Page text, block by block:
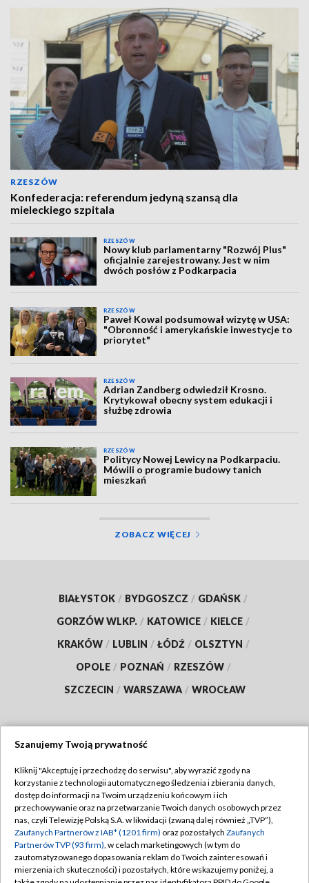
RZESZÓW
Konfederacja: referendum jedyną szansą dla
mieleckiego szpitala
RZESZÓW
Nowy klub parlamentarny "Rozwój Plus"
oficjalnie zarejestrowany. Jest w nim
dwóch posłów z Podkarpacia
RZESZÓW
Paweł Kowal podsumował wizytę w USA:
"Obronność i amerykańskie inwestycje to
priorytet"
RZESZÓW
Adrian Zandberg odwiedził Krosno.
Krytykował obecny system edukacji i
służbę zdrowia
RZESZÓW
Politycy Nowej Lewicy na Podkarpaciu.
Mówili o programie budowy tanich
mieszkań
ZOBACZ WIĘCEJ
BIAŁYSTOK / BYDGOSZCZ / GDAŃSK /
GORZÓW WLKP. / KATOWICE / KIELCE /
KRAKÓW / LUBLIN / ŁÓDŹ / OLSZTYN /
OPOLE / POZNAŃ / RZESZÓW /
SZCZECIN / WARSZAWA / WROCŁAW
TVP
Abonament TVP
Emisja w TVP
Centrum informacji TVP
Naziemna Telewizja Cyfrowa
Regulamin TVP
Polityka prywatności
Moje zgody
Pomoc
Szanujemy Twoją prywatność
Kliknij "Akceptuję i przechodzę do serwisu", aby wyrazić zgody na
korzystanie z technologii automatycznego śledzenia i zbierania danych,
dostęp do informacji na Twoim urządzeniu końcowym i ich
przechowywanie oraz na przetwarzanie Twoich danych osobowych przez
nas, czyli Telewizję Polską S.A. w likwidacji (zwaną dalej również „TVP”),
Zaufanych Partnerów z IAB* (1201 firm) oraz pozostałych Zaufanych
Partnerów TVP (93 firm), w celach marketingowych (w tym do
zautomatyzowanego dopasowania reklam do Twoich zainteresowań i
mierzenia ich skuteczności) i pozostałych, które wskazujemy poniżej, a